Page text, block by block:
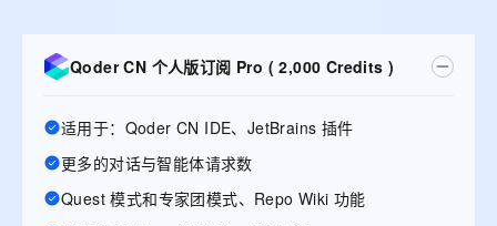
Qoder CN 个人版订阅 Pro ( 2,000 Credits )
适用于：Qoder CN IDE、JetBrains 插件
更多的对话与智能体请求数
Quest 模式和专家团模式、Repo Wiki 功能